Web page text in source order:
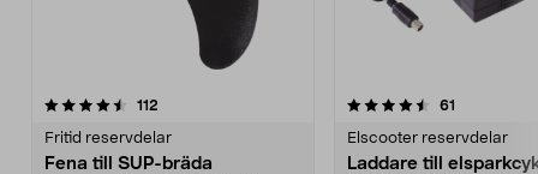
112
Fritid reservdelar
Fena till SUP-bräda
4.5 av 5 stjärnor 61
Elscooter reservdelar
Laddare till
4.5 av 5 stjärnor